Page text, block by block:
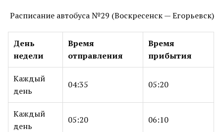
Расписание автобуса №29 (Воскресенск — Егорьевск)
День
недели
Время
отправления
Время
прибытия
Каждый
день
04:35 05:20
Каждый
день
05:20 06:10